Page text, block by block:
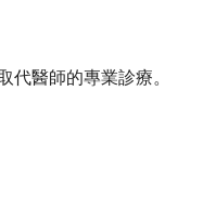
代醫師的專業診療。